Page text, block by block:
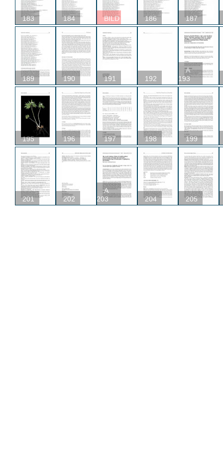
183 184 BILD 186 187
189 190 191 192
A
193
195 196 197 198 199
201 202
A
203
204 205